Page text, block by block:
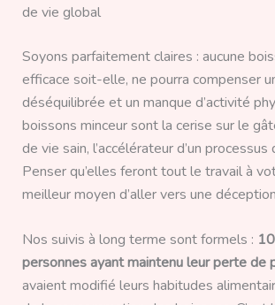
de vie global
Soyons parfaitement claires : aucune
efficace soit-elle, ne pourra compenser
déséquilibrée et un manque d’activité
boissons minceur sont la cerise sur le
de vie sain, l’accélérateur d’un processus
Penser qu’elles feront tout le travail à
meilleur moyen d’aller vers une
Nos suivis à long terme sont formels :
personnes ayant maintenu leur perte de
avaient modifié leurs habitudes